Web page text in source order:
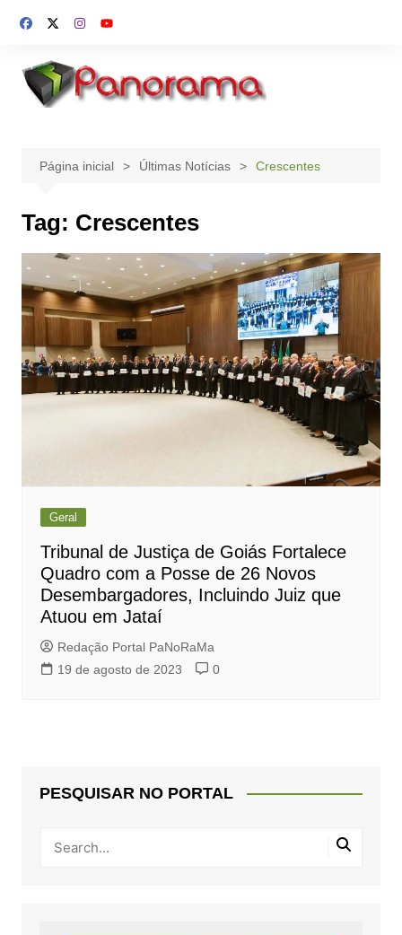
para
conteúdo
Página inicial Últimas Notícias Crescentes
Tag: Crescentes
Geral
Tribunal de Justiça de Goiás Fortalece
Quadro com a Posse de 26 Novos
Desembargadores, Incluindo Juiz que
Atuou em Jataí
Redação Portal PaNoRaMa
19 de agosto de 2023
0
PESQUISAR NO PORTAL